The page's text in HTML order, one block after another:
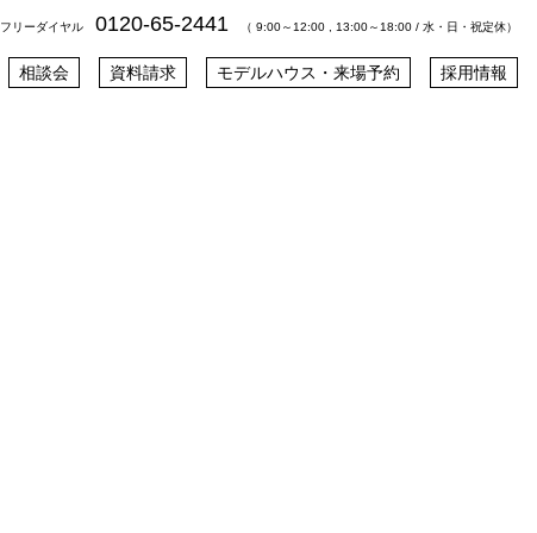
フリーダイヤル 0120-65-2441 （ 9:00～12:00 , 13:00～18:00 / 水・日・祝定休）
相談会 資料請求 モデルハウス・来場予約 採用情報